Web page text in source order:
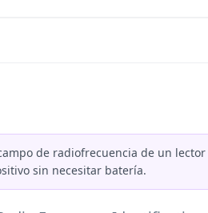
de radiofrecuencia de un lector
sin necesitar batería.